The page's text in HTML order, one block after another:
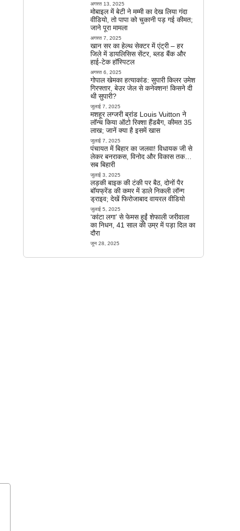
अगस्त 13, 2025
मोबाइल में बेटी ने मम्मी का देख लिया गंदा
वीडियो, तो पापा को चुकानी पड़ गई कीमत;
जाने पूरा मामला
अगस्त 7, 2025
खान सर का हेल्थ सेक्टर में एंट्री – हर
जिले में डायलिसिस सेंटर, ब्लड बैंक और
हाई-टेक हॉस्पिटल
अगस्त 6, 2025
गोपाल खेमका हत्याकांड: सुपारी किलर उमेश
गिरफ्तार, बेउर जेल से कनेक्शन! किसने दी
थी सुपारी?
जुलाई 7, 2025
मशहूर लग्जरी ब्रांड Louis Vuitton ने
लॉन्च किया ऑटो रिक्शा हैंडबैग, कीमत 35
लाख; जानें क्या है इसमें खास
जुलाई 7, 2025
पंचायत में बिहार का जलवा! विधायक जी से
लेकर बनराकस, विनोद और विकास तक…
सब बिहारी
जुलाई 3, 2025
लड़की बाइक की टंकी पर बैठ, दोनों पैर
बॉयफ्रेंड की कमर में डाले निकली लॉन्ग
ड्राइव; देखें फिरोजाबाद वायरल वीडियो
जुलाई 5, 2025
‘कांटा लगा’ से फेमस हुईं शेफाली जरीवाला
का निधन, 41 साल की उम्र में पड़ा दिल का
दौरा
जून 28, 2025